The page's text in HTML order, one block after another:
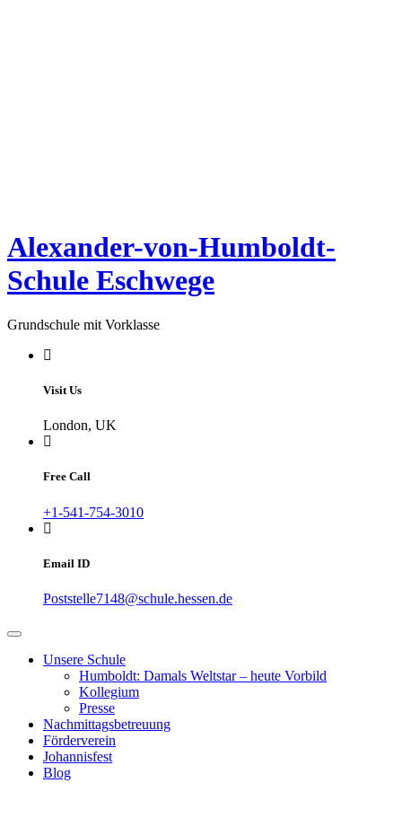
Alexander-von-Humboldt-
Schule Eschwege
Grundschule mit Vorklasse
Visit Us
London, UK
Free Call
+1-541-754-3010
Email ID
Poststelle7148@schule.hessen.de
Unsere Schule
Humboldt: Damals Weltstar – heute Vorbild
Kollegium
Presse
Nachmittagsbetreuung
Förderverein
Johannisfest
Blog